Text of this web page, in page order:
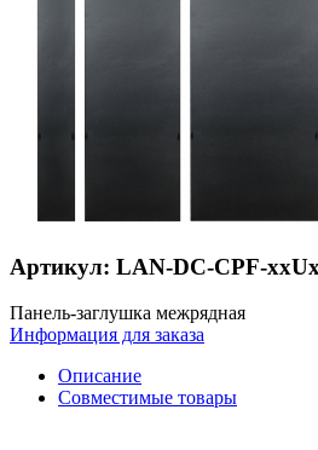
Артикул: LAN-DC-CPF-
Панель-заглушка межрядная
Информация для заказа
Описание
Совместимые товары